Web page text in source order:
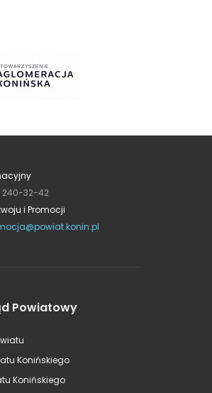
240-32-42
i Promocji
Powiatowy
Konińskiego
Konińskiego